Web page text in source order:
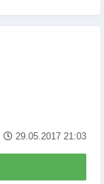
29.05.2017 21:03